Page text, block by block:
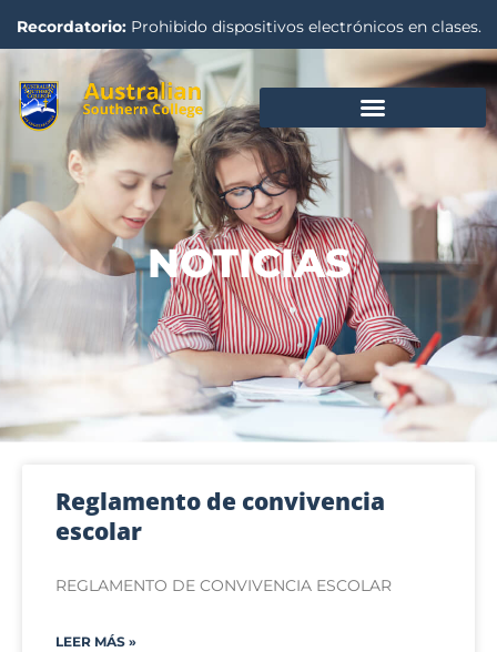
Recordatorio:Prohibido dispositivos electrónicos en clases.
NOTICIAS
Reglamento de convivencia
escolar
REGLAMENTO DE CONVIVENCIA ESCOLAR
LEER MÁS »